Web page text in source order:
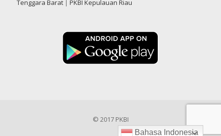
Tenggara Barat| PKBI Kepulauan Riau
© 2017 PKBI
Bahasa Indonesia